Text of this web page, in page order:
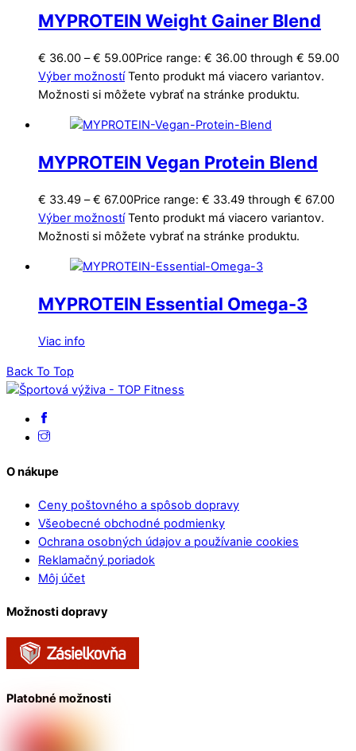
MYPROTEIN Weight Gainer Blend
€ 36.00 – € 59.00Price range: € 36.00 through € 59.00
Výber možností Tento produkt má viacero variantov.
Možnosti si môžete vybrať na stránke produktu.
MYPROTEIN Vegan Protein Blend
€ 33.49 – € 67.00Price range: € 33.49 through € 67.00
Výber možností Tento produkt má viacero variantov.
Možnosti si môžete vybrať na stránke produktu.
MYPROTEIN Essential Omega-3
Viac info
Back To Top
O nákupe
Ceny poštovného a spôsob dopravy
Všeobecné obchodné podmienky
Ochrana osobných údajov a používanie cookies
Reklamačný poriadok
Môj účet
Možnosti dopravy
Platobné možnosti